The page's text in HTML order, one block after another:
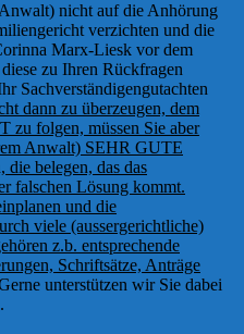
nicht auf die Anhörung
verzichten und die
Marx-Liesk vor dem
zu Ihren Rückfragen
Sachverständigengutachten
dann zu überzeugen, dem
zu folgen, müssen Sie aber
Anwalt) SEHR GUTE
belegen, das das
falschen Lösung kommt.
und die
viele (aussergerichtliche)
z.b. entsprechende
Schriftsätze, Anträge
unterstützen wir Sie dabei
.